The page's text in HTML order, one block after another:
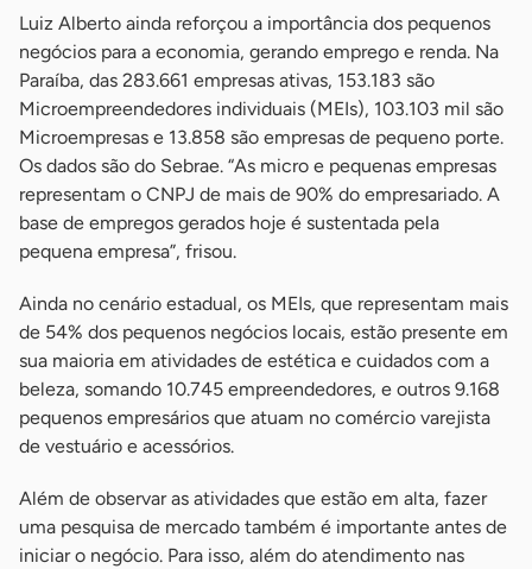
Luiz Alberto ainda reforçou a importância dos pequenos
negócios para a economia, gerando emprego e renda. Na
Paraíba, das 283.661 empresas ativas, 153.183 são
Microempreendedores individuais (MEIs), 103.103 mil são
Microempresas e 13.858 são empresas de pequeno porte.
Os dados são do Sebrae. “As micro e pequenas empresas
representam o CNPJ de mais de 90% do empresariado. A
base de empregos gerados hoje é sustentada pela
pequena empresa”, frisou.
Ainda no cenário estadual, os MEIs, que representam mais
de 54% dos pequenos negócios locais, estão presente em
sua maioria em atividades de estética e cuidados com a
beleza, somando 10.745 empreendedores, e outros 9.168
pequenos empresários que atuam no comércio varejista
de vestuário e acessórios.
Além de observar as atividades que estão em alta, fazer
uma pesquisa de mercado também é importante antes de
iniciar o negócio. Para isso, além do atendimento nas